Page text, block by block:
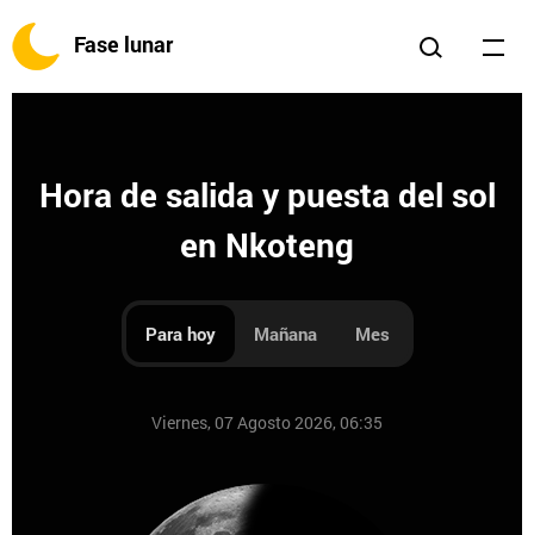
Fase lunar
Hora de salida y puesta del sol
en Nkoteng
Para hoy Mañana Mes
Viernes, 07 Agosto 2026, 06:35